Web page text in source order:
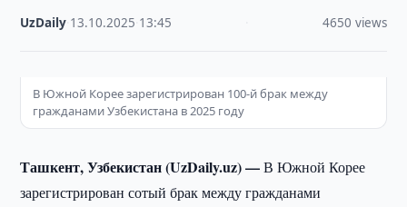
UzDaily 13.10.2025 13:45 4650 views
В Южной Корее зарегистрирован 100-й брак между
гражданами Узбекистана в 2025 году
Ташкент, Узбекистан (UzDaily.uz) —В Южной Корее
зарегистрирован сотый брак между гражданами